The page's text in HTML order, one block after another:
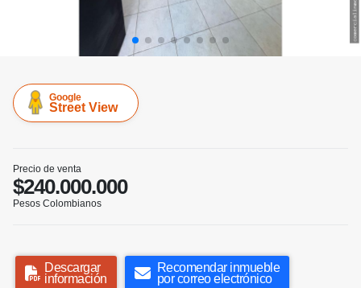
Google
Street View
Precio de venta
$240.000.000
Pesos Colombianos
Descargar
información
Recomendar inmueble
por correo electrónico